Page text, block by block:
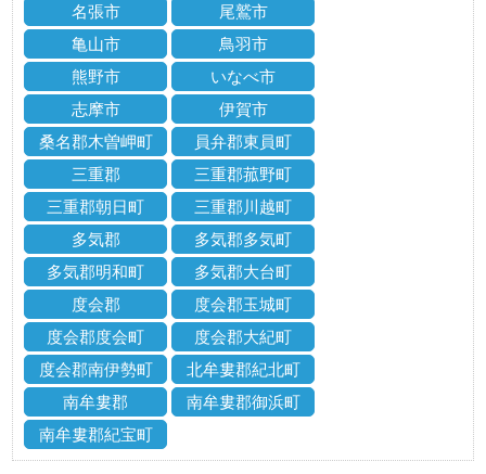
名張市
尾鷲市
亀山市
鳥羽市
熊野市
いなべ市
志摩市
伊賀市
桑名郡木曽岬町
員弁郡東員町
三重郡
三重郡菰野町
三重郡朝日町
三重郡川越町
多気郡
多気郡多気町
多気郡明和町
多気郡大台町
度会郡
度会郡玉城町
度会郡度会町
度会郡大紀町
度会郡南伊勢町
北牟婁郡紀北町
南牟婁郡
南牟婁郡御浜町
南牟婁郡紀宝町